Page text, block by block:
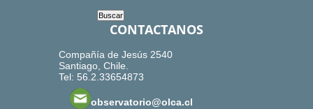
CONTACTANOS
Compañía de Jesús 2540
Santiago, Chile.
Tel: 56.2.33654873
observatorio@olca.cl